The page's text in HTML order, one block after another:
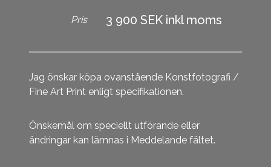
Pris 3 900 SEK inkl moms
Jag önskar köpa ovanstående Konstfotografi /
Fine Art Print enligt specifikationen.
Önskemål om speciellt utförande eller
ändringar kan lämnas i Meddelande fältet.